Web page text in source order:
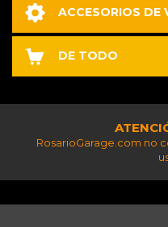
ACCESORIOS DE
DE TODO
RosarioGarage.com no